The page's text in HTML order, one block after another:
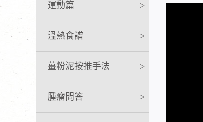
運動篇 >
溫熱食譜 >
薑粉泥按推手法 >
腫瘤問答 >